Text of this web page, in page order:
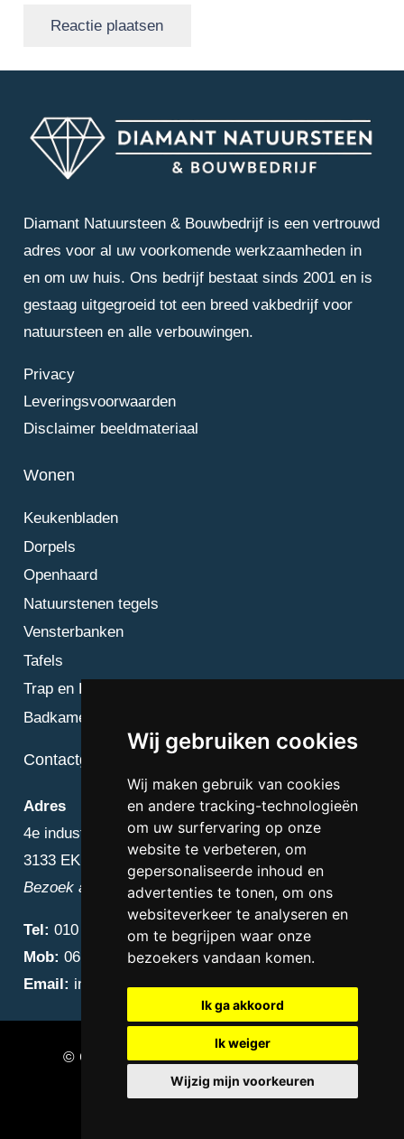
Wij gebruiken cookies
Wij maken gebruik van cookies
en andere tracking-technologieën
om uw surfervaring op onze
website te verbeteren, om
gepersonaliseerde inhoud en
advertenties te tonen, om ons
websiteverkeer te analyseren en
om te begrijpen waar onze
bezoekers vandaan komen.
Ik ga akkoord
Ik weiger
Wijzig mijn voorkeuren
Reactie plaatsen
Diamant Natuursteen & Bouwbedrijf is een vertrouwd
adres voor al uw voorkomende werkzaamheden in
en om uw huis. Ons bedrijf bestaat sinds 2001 en is
gestaag uitgegroeid tot een breed vakbedrijf voor
natuursteen en alle verbouwingen.
Privacy
Leveringsvoorwaarden
Disclaimer beeldmateriaal
Wonen
Keukenbladen
Dorpels
Openhaard
Natuurstenen tegels
Vensterbanken
Tafels
Trap en Bordes
Badkamer
Contactgegevens
Adres
4e industriestraat 25
3133 EK Vlaardingen
Bezoek alleen op afspraak
Tel: 010 – 223 3759
Mob: 06 – 4838 1000
Email: info@diamantnatuursteen.nl
© Copyright 2026 Diamant Natuursteen –
Natuursteen bedrijf Vlaardingen